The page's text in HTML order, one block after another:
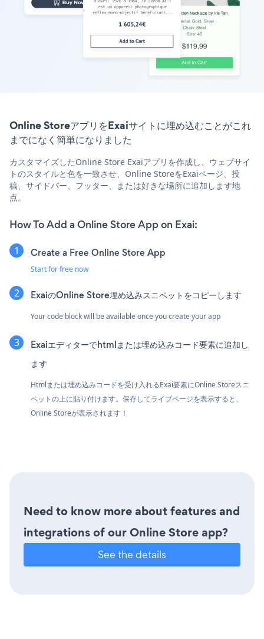
Online StoreアプリをExaiサイトに埋め込むことがこれ
までになく簡単になりました
カスタマイズしたOnline Store Exaiアプリを作成し、ウェブサイ
トのスタイルと色を一致させ、Online StoreをExaiページ、投
稿、サイドバー、フッター、または好きな場所に追加します地
点。
How To Add a Online Store App on Exai:
Create a Free Online Store App
Start for free now
ExaiのOnline Store埋め込みスニペットをコピーします
Your code block will be available once you create your app
Exaiエディターでhtmlまたは埋め込みコード要素に追加し
ます
Htmlまたは埋め込みコードを受け入れるExai要素にOnline Storeスニ
ペットの上に貼り付けます。保存してライブページを表示すると、
Online Storeが表示されます！
Need to know more about features and
integrations of our Online Store app?
See the details